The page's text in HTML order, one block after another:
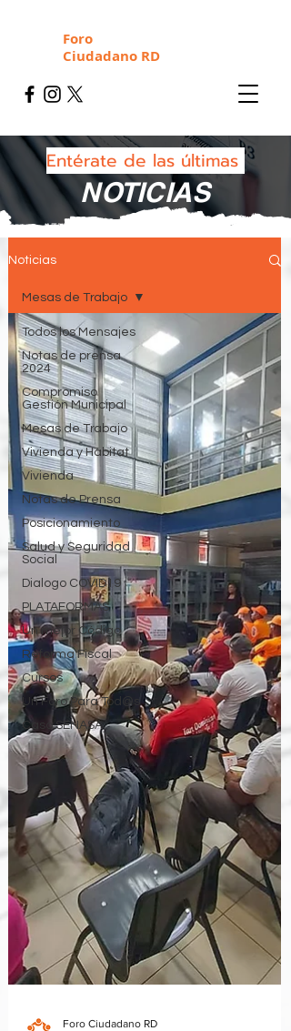
Foro
Ciudadano RD
Entérate de las últimas
NOTICIAS
Noticias
Todos los Mensajes
Notas de prensa
2024
Compromiso
Gestión Municipal
Mesas de Trabajo
Vivienda y Hábitat
Vivienda
Notas de Prensa
Posicionamiento
Salud y Seguridad
Social
Dialogo COVID19
PLATAFORMAS
Un mejor Código
Reforma Fiscal
Cursos
Un Foro Para Tod@s
Caso SENASA
Mesas de Trabajo